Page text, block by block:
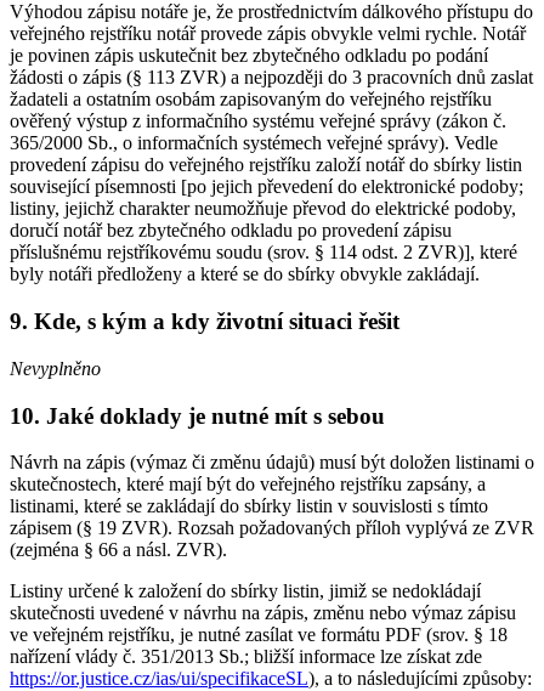
Výhodou zápisu notáře je, že prostřednictvím dálkového přístupu do
veřejného rejstříku notář provede zápis obvykle velmi rychle. Notář
je povinen zápis uskutečnit bez zbytečného odkladu po podání
žádosti o zápis (§ 113 ZVR) a nejpozději do 3 pracovních dnů zaslat
žadateli a ostatním osobám zapisovaným do veřejného rejstříku
ověřený výstup z informačního systému veřejné správy (zákon č.
365/2000 Sb., o informačních systémech veřejné správy). Vedle
provedení zápisu do veřejného rejstříku založí notář do sbírky listin
související písemnosti [po jejich převedení do elektronické podoby;
listiny, jejichž charakter neumožňuje převod do elektrické podoby,
doručí notář bez zbytečného odkladu po provedení zápisu
příslušnému rejstříkovému soudu (srov. § 114 odst. 2 ZVR)], které
byly notáři předloženy a které se do sbírky obvykle zakládají.
9. Kde, s kým a kdy životní situaci řešit
Nevyplněno
10. Jaké doklady je nutné mít s sebou
Návrh na zápis (výmaz či změnu údajů) musí být doložen listinami o
skutečnostech, které mají být do veřejného rejstříku zapsány, a
listinami, které se zakládají do sbírky listin v souvislosti s tímto
zápisem (§ 19 ZVR). Rozsah požadovaných příloh vyplývá ze ZVR
(zejména § 66 a násl. ZVR).
Listiny určené k založení do sbírky listin, jimiž se nedokládají
skutečnosti uvedené v návrhu na zápis, změnu nebo výmaz zápisu
ve veřejném rejstříku, je nutné zasílat ve formátu PDF (srov. § 18
nařízení vlády č. 351/2013 Sb.; bližší informace lze získat zde
https://or.justice.cz/ias/ui/specifikaceSL), a to následujícími způsoby: